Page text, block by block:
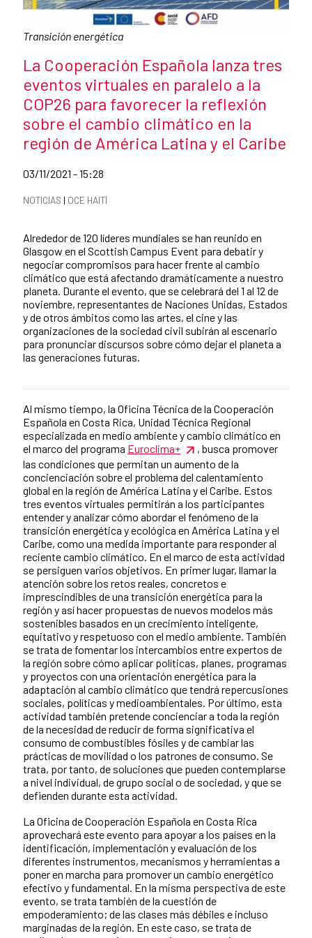
Pie de foto:
Transición energética
Título de la noticia
La Cooperación Española lanza tres
eventos virtuales en paralelo a la
COP26 para favorecer la reflexión
sobre el cambio climático en la
región de América Latina y el Caribe
Fecha de publicación de la noticia
03/11/2021 - 15:28
Categorías de la noticia
NOTICIAS | OCE HAITÍ
Alrededor de 120 líderes mundiales se han reunido en
Glasgow en el Scottish Campus Event para debatir y
negociar compromisos para hacer frente al cambio
climático que está afectando dramáticamente a nuestro
planeta. Durante el evento, que se celebrará del 1 al 12 de
noviembre, representantes de Naciones Unidas, Estados
y de otros ámbitos como las artes, el cine y las
organizaciones de la sociedad civil subirán al escenario
para pronunciar discursos sobre cómo dejar el planeta a
las generaciones futuras.
Contenido de la noticia
Al mismo tiempo, la Oficina Técnica de la Cooperación
Española en Costa Rica, Unidad Técnica Regional
especializada en medio ambiente y cambio climático en
el marco del programa Euroclima+
, busca promover
las condiciones que permitan un aumento de la
concienciación sobre el problema del calentamiento
global en la región de América Latina y el Caribe. Estos
tres eventos virtuales permitirán a los participantes
entender y analizar cómo abordar el fenómeno de la
transición energética y ecológica en América Latina y el
Caribe, como una medida importante para responder al
reciente cambio climático. En el marco de esta actividad
se persiguen varios objetivos. En primer lugar, llamar la
atención sobre los retos reales, concretos e
imprescindibles de una transición energética para la
región y así hacer propuestas de nuevos modelos más
sostenibles basados en un crecimiento inteligente,
equitativo y respetuoso con el medio ambiente. También
se trata de fomentar los intercambios entre expertos de
la región sobre cómo aplicar políticas, planes, programas
y proyectos con una orientación energética para la
adaptación al cambio climático que tendrá repercusiones
sociales, políticas y medioambientales. Por último, esta
actividad también pretende concienciar a toda la región
de la necesidad de reducir de forma significativa el
consumo de combustibles fósiles y de cambiar las
prácticas de movilidad o los patrones de consumo. Se
trata, por tanto, de soluciones que pueden contemplarse
a nivel individual, de grupo social o de sociedad, y que se
defienden durante esta actividad.
La Oficina de Cooperación Española en Costa Rica
aprovechará este evento para apoyar a los países en la
identificación, implementación y evaluación de los
diferentes instrumentos, mecanismos y herramientas a
poner en marcha para promover un cambio energético
efectivo y fundamental. En la misma perspectiva de este
evento, se trata también de la cuestión de
empoderamiento; de las clases más débiles e incluso
marginadas de la región. En este caso, se trata de